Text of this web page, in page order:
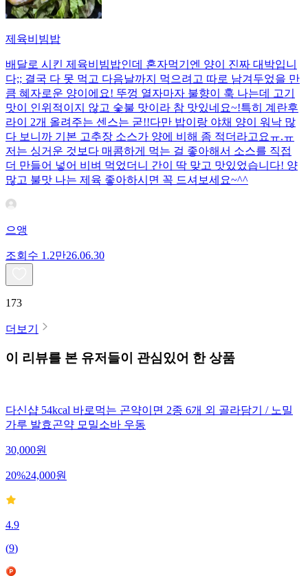
제육비빔밥
배달로 시킨 제육비빔밥인데 혼자먹기엔 양이 진짜 대박입니
다;; 결국 다 못 먹고 다음날까지 먹으려고 따로 남겨두었을 만
큼 혜자로운 양이에요! 뚜껑 열자마자 불향이 훅 나는데 고기
맛이 인위적이지 않고 숯불 맛이라 참 맛있네요~!특히 계란후
라이 2개 올려주는 센스는 굳!! ​다만 밥이랑 야채 양이 워낙 많
다 보니까 기본 고추장 소스가 양에 비해 좀 적더라고요ㅠ.ㅠ
저는 싱거운 것보다 매콤하게 먹는 걸 좋아해서 소스를 직접
더 만들어 넣어 비벼 먹었더니 간이 딱 맞고 맛있었습니다! 양
많고 불맛 나는 제육 좋아하시면 꼭 드셔보세요~^^
으앵
조회수 1.2만26.06.30
173
더보기
이 리뷰를 본 유저들이 관심있어 한 상품
다신샵 54kcal 바로먹는 곤약이면 2종 6개 외 골라담기 / 노밀
가루 발효곤약 모밀소바 우동
30,000원
20%24,000원
4.9
(9)